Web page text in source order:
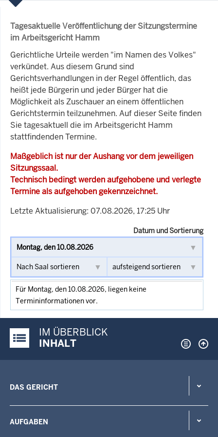
Tagesaktuelle Veröffentlichung der Sitzungstermine
im Arbeitsgericht Hamm
Gerichtliche Urteile werden "im Namen des Volkes"
verkündet. Aus diesem Grund sind
Gerichtsverhandlungen in der Regel öffentlich, das
heißt jede Bürgerin und jeder Bürger hat die
Möglichkeit als Zuschauer an einem öffentlichen
Gerichtstermin teilzunehmen. Auf dieser Seite finden
Sie tagesaktuell die im Arbeitsgericht Hamm
stattfindenden Termine.
Maßgeblich ist nur der Aushang vor dem jeweiligen
Sitzungssaal.
Technisch bedingt werden aufgehobene und verlegte
Termine als aufgehoben gekennzeichnet.
Letzte Aktualisierung: 07.08.2026, 17:25 Uhr
Datum und Sortierung
Für Montag, den 10.08.2026, liegen keine
Termininformationen vor.
Justiz-Portal im Überblick:
IM ÜBERBLICK
INHALT
DAS GERICHT
AUFGABEN